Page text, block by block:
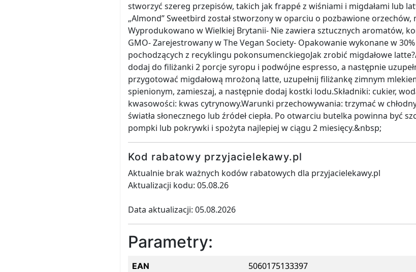
stworzyć szereg przepisów, takich jak frappé z wiśniami i migdałami lub
„Almond” Sweetbird został stworzony w oparciu o pozbawione
Wyprodukowano w Wielkiej Brytanii- Nie zawiera sztucznych aromatów,
GMO- Zarejestrowany w The Vegan Society- Opakowanie wykonane w
pochodzących z recyklingu pokonsumenckiegoJak zrobić migdałowe
dodaj do filiżanki 2 porcje syropu i podwójne espresso, a następnie
przygotować migdałową mrożoną latte, uzupełnij filiżankę zimnym
spienionym, zamieszaj, a następnie dodaj kostki lodu.Składniki: cukier,
kwasowości: kwas cytrynowy.Warunki przechowywania: trzymać w
światła słonecznego lub źródeł ciepła. Po otwarciu butelka powinna być
pompki lub pokrywki i spożyta najlepiej w ciągu 2 miesięcy.&nbsp;
Kod rabatowy przyjacielekawy.pl
Aktualnie brak ważnych kodów rabatowych dla przyjacielekawy.pl
Aktualizacji kodu: 05.08.26
Data aktualizacji: 05.08.2026
Parametry:
EAN 5060175133397